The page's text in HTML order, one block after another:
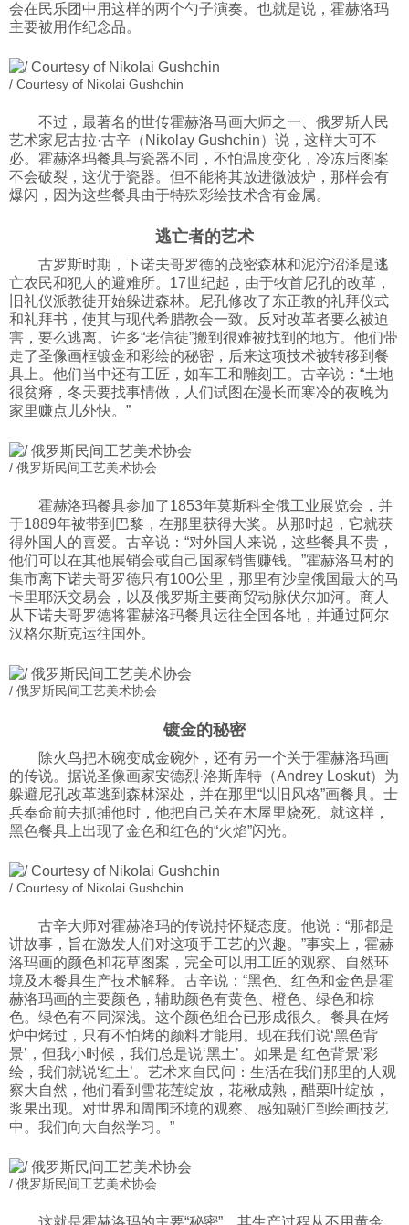
会在民乐团中用这样的两个勺子演奏。也就是说，霍赫洛玛
主要被用作纪念品。
/ Courtesy of Nikolai Gushchin
不过，最著名的世传霍赫洛马画大师之一、俄罗斯人民
艺术家尼古拉·古辛（Nikolay Gushchin）说，这样大可不
必。霍赫洛玛餐具与瓷器不同，不怕温度变化，冷冻后图案
不会破裂，这优于瓷器。但不能将其放进微波炉，那样会有
爆闪，因为这些餐具由于特殊彩绘技术含有金属。
逃亡者的艺术
古罗斯时期，下诺夫哥罗德的茂密森林和泥泞沼泽是逃
亡农民和犯人的避难所。17世纪起，由于牧首尼孔的改革，
旧礼仪派教徒开始躲进森林。尼孔修改了东正教的礼拜仪式
和礼拜书，使其与现代希腊教会一致。反对改革者要么被迫
害，要么逃离。许多“老信徒”搬到很难被找到的地方。他们带
走了圣像画框镀金和彩绘的秘密，后来这项技术被转移到餐
具上。他们当中还有工匠，如车工和雕刻工。古辛说：“土地
很贫瘠，冬天要找事情做，人们试图在漫长而寒冷的夜晚为
家里赚点儿外快。”
/ 俄罗斯民间工艺美术协会
霍赫洛玛餐具参加了1853年莫斯科全俄工业展览会，并
于1889年被带到巴黎，在那里获得大奖。从那时起，它就获
得外国人的喜爱。古辛说：“对外国人来说，这些餐具不贵，
他们可以在其他展销会或自己国家销售赚钱。”霍赫洛马村的
集市离下诺夫哥罗德只有100公里，那里有沙皇俄国最大的马
卡里耶沃交易会，以及俄罗斯主要商贸动脉伏尔加河。商人
从下诺夫哥罗德将霍赫洛玛餐具运往全国各地，并通过阿尔
汉格尔斯克运往国外。
/ 俄罗斯民间工艺美术协会
镀金的秘密
除火鸟把木碗变成金碗外，还有另一个关于霍赫洛玛画
的传说。据说圣像画家安德烈·洛斯库特（Andrey Loskut）为
躲避尼孔改革逃到森林深处，并在那里“以旧风格”画餐具。士
兵奉命前去抓捕他时，他把自己关在木屋里烧死。就这样，
黑色餐具上出现了金色和红色的“火焰”闪光。
/ Courtesy of Nikolai Gushchin
古辛大师对霍赫洛玛的传说持怀疑态度。他说：“那都是
讲故事，旨在激发人们对这项手工艺的兴趣。”事实上，霍赫
洛玛画的颜色和花草图案，完全可以用工匠的观察、自然环
境及木餐具生产技术解释。古辛说：“黑色、红色和金色是霍
赫洛玛画的主要颜色，辅助颜色有黄色、橙色、绿色和棕
色。绿色有不同深浅。这个颜色组合已形成很久。餐具在烤
炉中烤过，只有不怕烤的颜料才能用。现在我们说‘黑色背
景’，但我小时候，我们总是说‘黑土’。如果是‘红色背景’彩
绘，我们就说‘红土’。艺术来自民间：生活在我们那里的人观
察大自然，他们看到雪花莲绽放，花楸成熟，醋栗叶绽放，
浆果出现。对世界和周围环境的观察、感知融汇到绘画技艺
中。我们向大自然学习。”
/ 俄罗斯民间工艺美术协会
这就是霍赫洛玛的主要“秘密”。其生产过程从不用黄金，